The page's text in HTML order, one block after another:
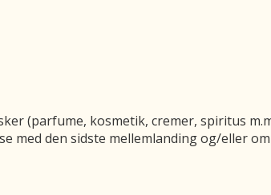
(parfume, kosmetik, cremer, spiritus
med den sidste mellemlanding og/eller